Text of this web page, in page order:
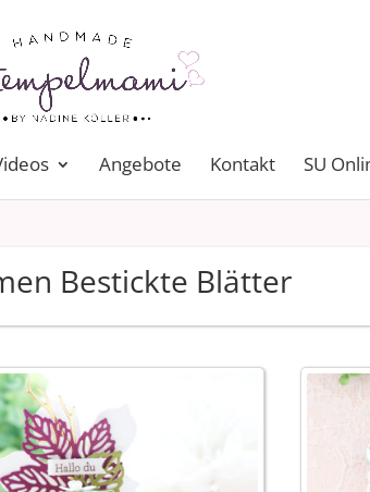
Angebote Kontakt SU
Bestickte Blätter